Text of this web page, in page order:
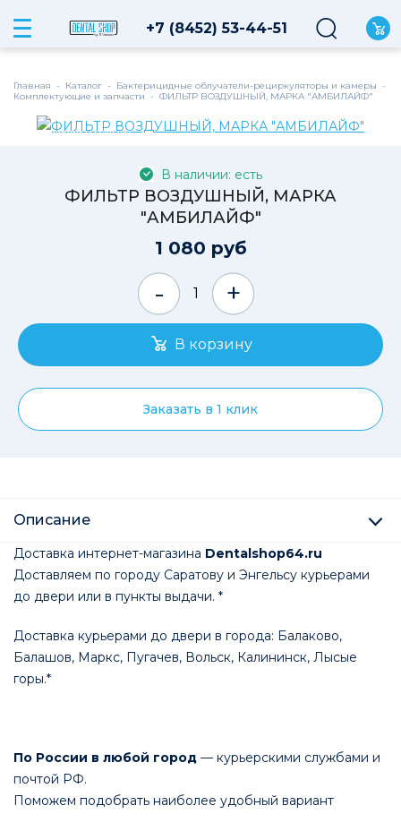
Главная - Каталог - Бактерицидные облучатели-рециркуляторы и камеры -
Комплектующие и запчасти - ФИЛЬТР ВОЗДУШНЫЙ, МАРКА "АМБИЛАЙФ"
В наличии на складе
В наличии: есть
ФИЛЬТР ВОЗДУШНЫЙ, МАРКА
"АМБИЛАЙФ"
1 080 руб
- +
Заказать в 1 клик
Описание
Доставка интернет-магазина Dentalshop64.ru
Доставляем по городу Саратову и Энгельсу курьерами
до двери или в пункты выдачи. *
Доставка курьерами до двери в города: Балаково,
Балашов, Маркс, Пугачев, Вольск, Калининск, Лысые
горы.*
По России в любой город — курьерскими службами и
почтой РФ.
Поможем подобрать наиболее удобный вариант
+7 (8452) 53-44-51